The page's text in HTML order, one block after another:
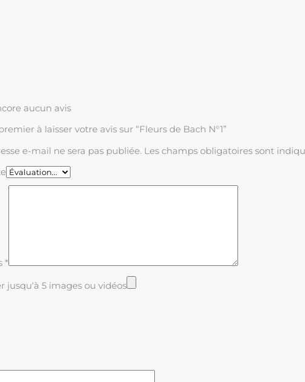
aucun avis
à laisser votre avis sur “Fleurs de Bach N°1”
e-mail ne sera pas publiée. Les champs obligatoires sont
*
jusqu‘à 5 images ou vidéos